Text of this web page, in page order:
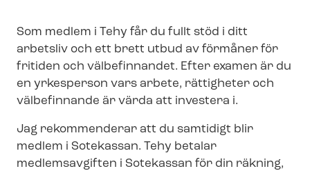
Som medlem i Tehy får du fullt stöd i ditt
arbetsliv och ett brett utbud av förmåner för
fritiden och välbefinnandet. Efter examen är du
en yrkesperson vars arbete, rättigheter och
välbefinnande är värda att investera i.
Jag rekommenderar att du samtidigt blir
medlem i Sotekassan. Tehy betalar
medlemsavgiften i Sotekassan för din räkning,